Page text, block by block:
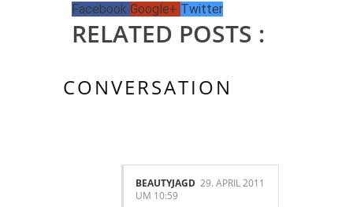
Facebook Google+ Twitter
RELATED POSTS :
CONVERSATION
BEAUTYJAGD 29. APRIL 2011
UM 10:59